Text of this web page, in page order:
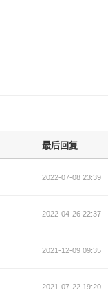
最后回复
2022-07-08 23:39
2022-04-26 22:37
2021-12-09 09:35
2021-07-22 19:20